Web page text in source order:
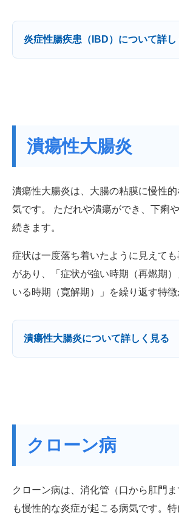
炎症性腸疾患（IBD）について詳し
潰瘍性大腸炎
潰瘍性大腸炎は、大腸の粘膜に慢性
気です。 ただれや潰瘍ができ、下痢
続きます。
症状は一度落ち着いたように見えて
があり、「症状が強い時期（再燃期
いる時期（寛解期）」を繰り返す特徴
潰瘍性大腸炎について詳しく見る
クローン病
クローン病は、消化管（口から肛門
も慢性的な炎症が起こる病気です。